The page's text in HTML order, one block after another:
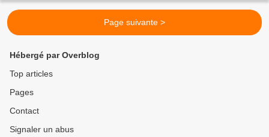
Page suivante >
Hébergé par Overblog
Top articles
Pages
Contact
Signaler un abus